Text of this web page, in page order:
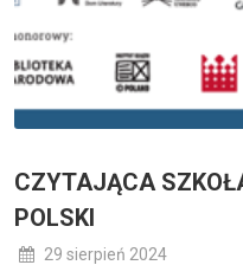
CZYTAJĄCA
POLSKI
29 sierpień 2024